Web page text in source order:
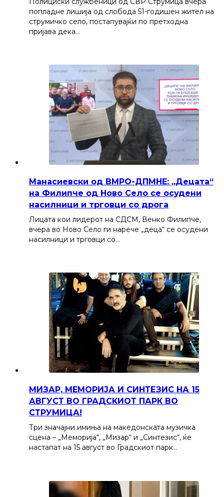
попладне лишија од слобода 51-годишен жител на
струмичко село, постапувајќи по претходна
пријава дека…
Манасиевски од ВМРО-ДПМНЕ: „Децата“
на Филипче од Ново Село се осудени
насилници и трговци со дрога
Лицата кои лидерот на СДСМ, Венко Филипче,
вчера во Ново Село ги нарече „деца“ се осудени
насилници и трговци со…
МИЗАР, МЕМОРИЈА И СИНТЕЗИС НА 15
АВГУСТ ВО ГРАДСКИОТ ПАРК ВО
СТРУМИЦА!
Три значајни имиња на македонската музичка
сцена – „Меморија“, „Мизар“ и „Синтезис“, ќе
настапат на 15 август во Градскиот парк…